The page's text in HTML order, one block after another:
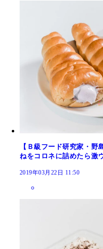
【Ｂ級フード研究家・野
ねをコロネに詰めたら激
2019年03月22日 11:50